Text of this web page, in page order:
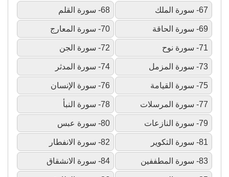
67- سورة الملك 68- سورة القلم
69- سورة الحاقة 70- سورة المعارج
71- سورة نوح 72- سورة الجن
73- سورة المزمل 74- سورة المدثر
75- سورة القيامة 76- سورة الإنسان
77- سورة المرسلات 78- سورة النبأ
79- سورة النازعات 80- سورة عبس
81- سورة التكوير 82- سورة الانفطار
83- سورة المطففين 84- سورة الانشقاق